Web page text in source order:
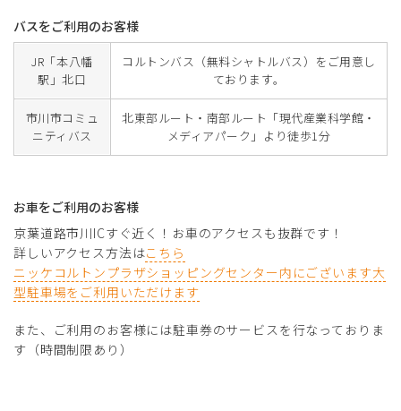
バスをご利用のお客様
JR「本八幡
駅」北口
コルトンバス（無料シャトルバス）をご用意し
ております。
市川市コミュ
ニティバス
北東部ルート・南部ルート「現代産業科学館・
メディアパーク」より徒歩1分
お車をご利用のお客様
京葉道路市川ICすぐ近く！お車のアクセスも抜群です！
詳しいアクセス方法はこちら
ニッケコルトンプラザショッピングセンター内にございます大
型駐車場をご利用いただけます
また、ご利用のお客様には駐車券のサービスを行なっておりま
す（時間制限あり）